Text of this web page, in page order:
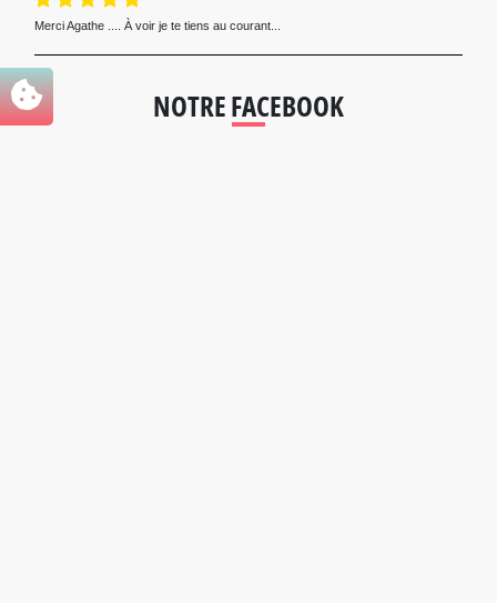
Merci Agathe .... À voir je te tiens au courant...
NOTRE FACEBOOK